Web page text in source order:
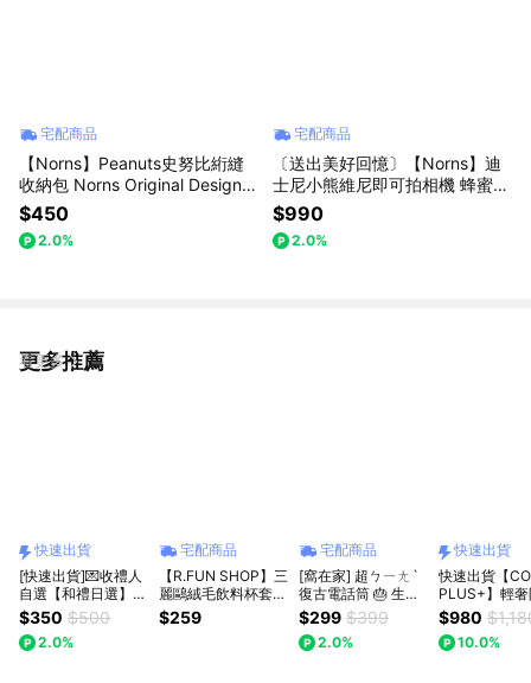
宅配商品
【Norns】Peanuts史努比絎縫
收納包 Norns Original Design S
noopy 化妝包 隨行包
$450
2.0%
宅配商品
〔送出美好回憶〕【Norns】迪
士尼小熊維尼即可拍相機 蜂蜜黃
norns Original Design iso400
可拍攝27張 底片相機 膠捲相機
$990
2.0%
更多推薦
看更多
快速出貨
[快速出貨]💌收禮人
自選【和禮日選】日
本蒸氣熱敷眼罩 全
系列｜生日・電腦族
救星・午睡神器
$350 $500
2.0%
宅配商品
【R.FUN SHOP】三
麗鷗絨毛飲料杯套
大耳狗 人魚漢頓 凱
蒂貓 飲料袋 杯套 環
$259
宅配商品
[窩在家] 超ㄅㄧㄤˋ
復古電話筒 🎂 生日
禮物｜搞笑｜交換禮
物｜辦公室｜療癒｜
實用｜同事｜上班族
$299 $399
2.0%
快速出貨
快速出貨【
PLUS+】輕
電乾濕兩用氣
按摩梳禮盒組
$980
10.0%